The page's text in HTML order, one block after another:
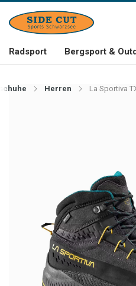
Radsport Bergsport &
Herren La Sportiva